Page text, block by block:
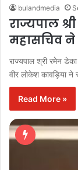
bulandmedia
राज्यपाल
महासचिव
राज्यपाल श्री रमेन
वीर लोकेश कावड़िया ने
Read More »